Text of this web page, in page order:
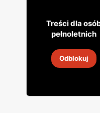
4999
18 sie 2026
Treści dla
pełnoletnich
Odblokuj